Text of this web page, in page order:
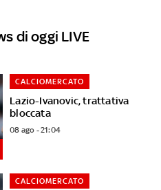
di oggi LIVE
Lazio-Ivanovic, trattativa
bloccata
CALCIOMERCATO
08 ago - 21:04
CALCIOMERCATO